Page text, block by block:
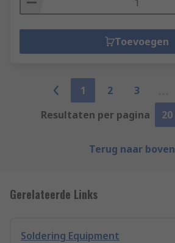
Toevoegen
1 2 3
Resultaten per pagina
20
Terug naar boven
Gerelateerde Links
Soldering Equipment